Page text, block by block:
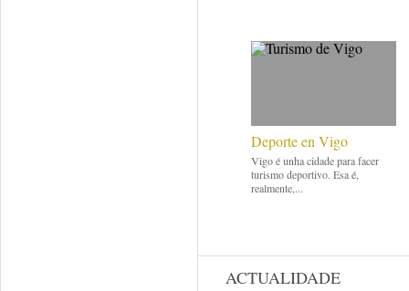
Deporte en Vigo
Vigo é unha cidade para facer
turismo deportivo. Esa é,
realmente,...
ACTUALIDADE